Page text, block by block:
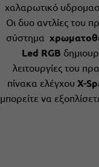
χαλαρωτικό
Οι δυο αντλίες του
σύστημα
Led RGB
λειτουργίες του
πίνακα ελέγχου X-
μπορείτε να